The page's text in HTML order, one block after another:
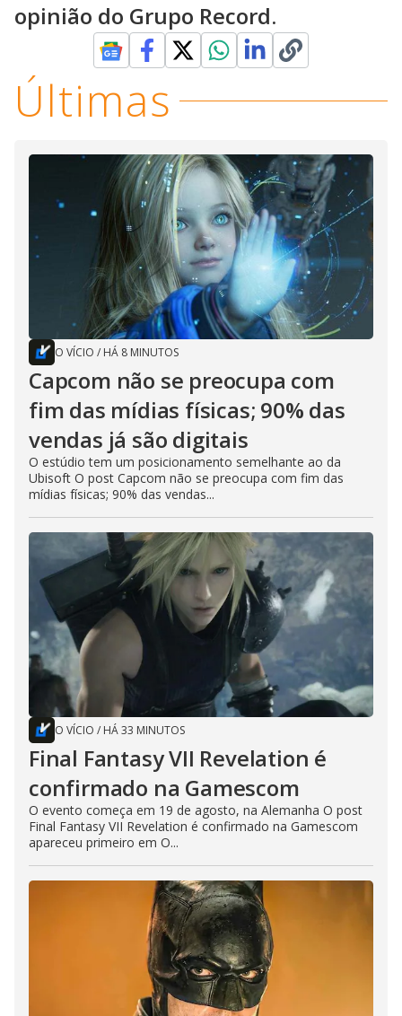
opinião do Grupo Record.
Últimas
O VÍCIO / HÁ 8 MINUTOS
Capcom não se preocupa com
fim das mídias físicas; 90% das
vendas já são digitais
O estúdio tem um posicionamento semelhante ao da
Ubisoft O post Capcom não se preocupa com fim das
mídias físicas; 90% das vendas...
O VÍCIO / HÁ 33 MINUTOS
Final Fantasy VII Revelation é
confirmado na Gamescom
O evento começa em 19 de agosto, na Alemanha O post
Final Fantasy VII Revelation é confirmado na Gamescom
apareceu primeiro em O...